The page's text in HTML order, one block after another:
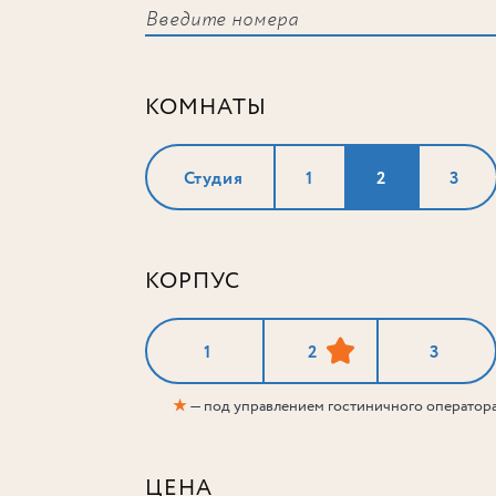
КОМНАТЫ
Студия 1 2 3
КОРПУС
1 2 3
★— под управлением гостиничного
ЦЕНА